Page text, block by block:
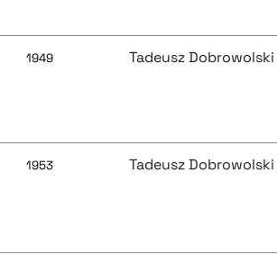
1949 Tadeusz Dobrowolski
1953 Tadeusz Dobrowolski